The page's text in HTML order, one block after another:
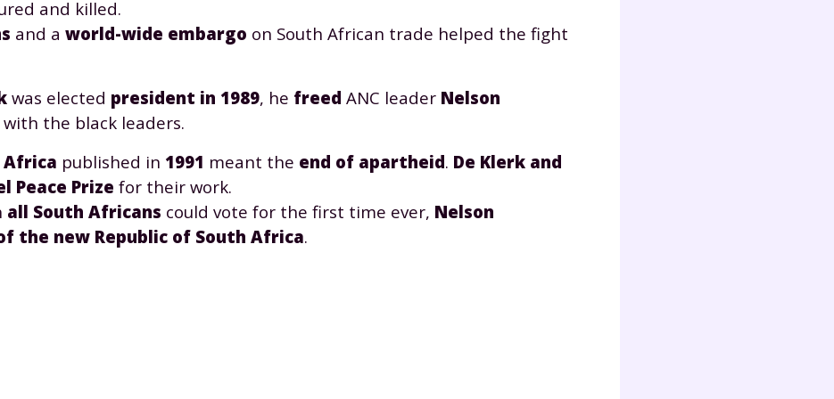
and killed.
and a world-wide embargo on South African trade helped the fight
was elected president in 1989, he freed ANC leader Nelson
with the black leaders.
Africa published in 1991 meant the end of apartheid. De Klerk and
Peace Prize for their work.
all South Africans could vote for the first time ever, Nelson
the new Republic of South Africa.
vos données personnelles et pour exercer vos droits, vous pouvez consulter
charte.